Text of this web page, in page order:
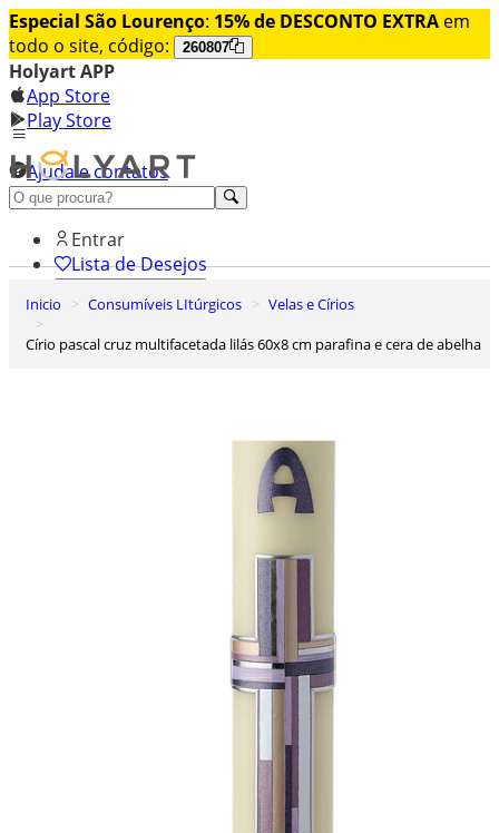
Especial São Lourenço: 15% de DESCONTO EXTRA em
todo o site, código:
260807
Holyart APP
App Store
Play Store
Ajuda e contatos
Conheça premium
Entrar
Lista de Desejos
0
Inicio Consumíveis LItúrgicos
Velas e Círios
Círio pascal cruz multifacetada lilás 60x8 cm parafina e cera de abelha